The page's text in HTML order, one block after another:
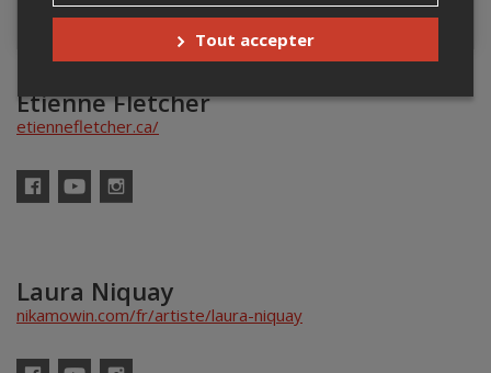
Contacter l'organisateur
Étienne Fletcher
etiennefletcher.ca/
Laura Niquay
nikamowin.com/fr/artiste/laura-niquay
Tout accepter